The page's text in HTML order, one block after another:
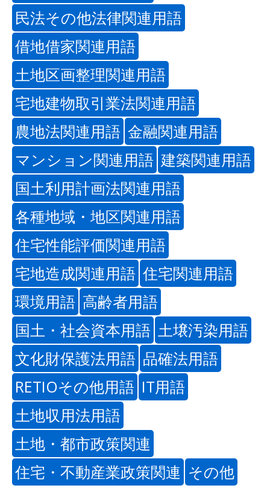
民法その他法律関連用語
借地借家関連用語
土地区画整理関連用語
宅地建物取引業法関連用語
農地法関連用語 金融関連用語
マンション関連用語 建築関連用語
国土利用計画法関連用語
各種地域・地区関連用語
住宅性能評価関連用語
宅地造成関連用語 住宅関連用語
環境用語 高齢者用語
国土・社会資本用語 土壌汚染用語
文化財保護法用語 品確法用語
RETIOその他用語 IT用語
土地収用法用語
土地・都市政策関連
住宅・不動産業政策関連 その他